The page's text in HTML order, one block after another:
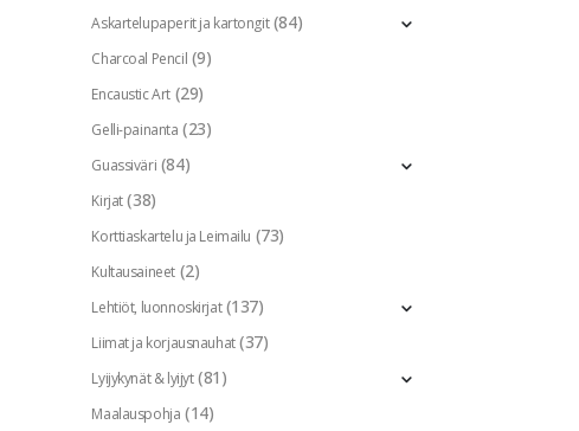
Askartelupaperit ja kartongit (84)
Charcoal Pencil (9)
Encaustic Art (29)
Gelli-painanta (23)
Guassiväri (84)
Kirjat (38)
Korttiaskartelu ja Leimailu (73)
Kultausaineet (2)
Lehtiöt, luonnoskirjat (137)
Liimat ja korjausnauhat (37)
Lyijykynät & lyijyt (81)
Maalauspohja (14)